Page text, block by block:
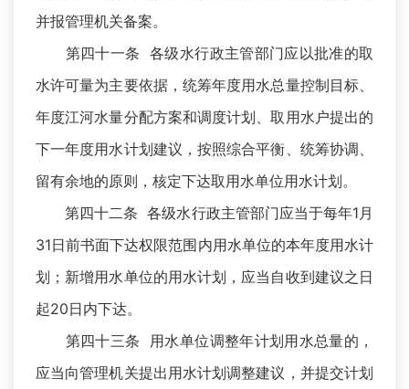
并报管理机关备案。
第四十一条 各级水行政主管部门应以批准的取
水许可量为主要依据，统筹年度用水总量控制目标、
年度江河水量分配方案和调度计划、取用水户提出的
下一年度用水计划建议，按照综合平衡、统筹协调、
留有余地的原则，核定下达取用水单位用水计划。
第四十二条 各级水行政主管部门应当于每年1月
31日前书面下达权限范围内用水单位的本年度用水计
划；新增用水单位的用水计划，应当自收到建议之日
起20日内下达。
第四十三条 用水单位调整年计划用水总量的，
应当向管理机关提出用水计划调整建议，并提交计划